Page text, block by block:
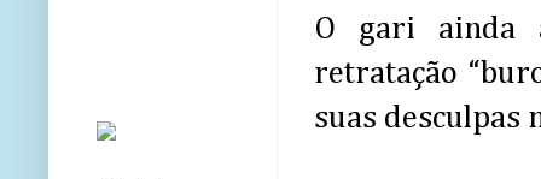
O gari ainda
retratação
suas desculpas